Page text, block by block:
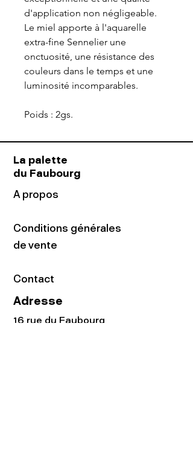
d'application non négligeable.
Le miel apporte à l'aquarelle
extra-fine Sennelier une
onctuosité, une résistance des
couleurs dans le temps et une
luminosité incomparables.
Poids : 2gs.
La palette
du Faubourg
A propos
Conditions générales
de vente
Contact
Adresse
16 rue du Faubourg